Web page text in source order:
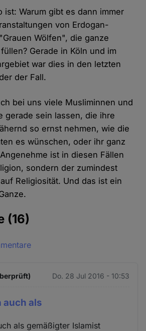
ist: Warum gibt es dann immer
von Erdogan-
Wölfen", die ganze
Gerade in Köln und im
war dies in den letzten
der Fall.
bei uns viele Musliminnen und
gerade sein lassen, die ihre
so ernst nehmen, wie die
es wünschen, oder ihr ganz
ist in diesen Fällen
sondern der zumindest
Religiosität. Und das ist ein
(16)
Do. 28 Jul 2016 - 10:53
auch als
als gemäßigter Islamist